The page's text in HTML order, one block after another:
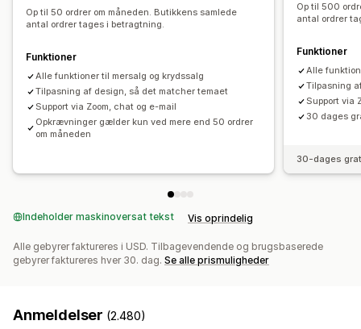
Klikrater Konverteringsrater
Op til 50 ordrer om måneden. Butikkens samlede
antal ordrer tages i betragtning.
Funktioner
Alle funktioner til mersalg og krydssalg
Tilpasning af design, så det matcher temaet
Support via Zoom, chat og e-mail
Opkrævninger gælder kun ved mere end 50 ordrer
om måneden
Op til 500
antal ordrer
Funktioner
Alle
Tilpasning
Support via
30 dages
30-dages
Indeholder maskinoversat tekst Vis oprindelig
Alle gebyrer faktureres i USD. Tilbagevendende og brugsbaserede
gebyrer faktureres hver 30. dag. Se alle prismuligheder
Anmeldelser (2.480)